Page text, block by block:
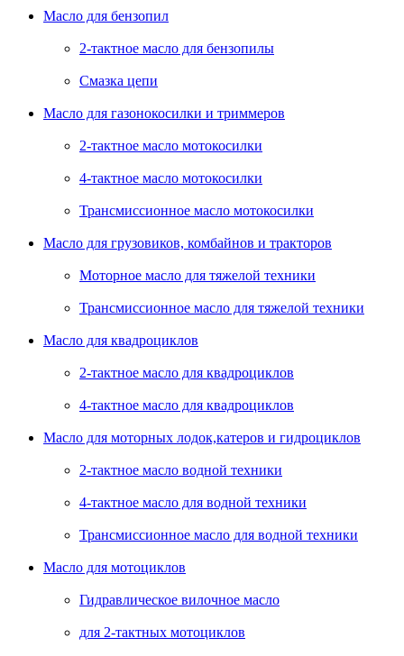
Масло для бензопил
2-тактное масло для бензопилы
Cмазка цепи
Масло для газонокосилки и триммеров
2-тактное масло мотокосилки
4-тактное масло мотокосилки
Трансмиссионное масло мотокосилки
Масло для грузовиков, комбайнов и тракторов
Моторное масло для тяжелой техники
Трансмиссионное масло для тяжелой техники
Масло для квадроциклов
2-тактное масло для квадроциклов
4-тактное масло для квадроциклов
Масло для моторных лодок,катеров и гидроциклов
2-тактное масло водной техники
4-тактное масло для водной техники
Трансмиссионное масло для водной техники
Масло для мотоциклов
Гидравлическое вилочное масло
для 2-тактных мотоциклов